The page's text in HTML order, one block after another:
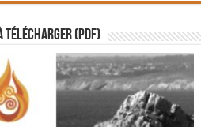
télécharger (PDF)